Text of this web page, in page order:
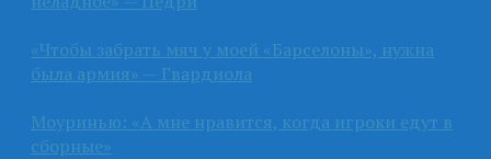
«Чтобы забрать мяч у моей «Барселоны», нужна
была армия» — Гвардиола
Моуринью: «А мне нравится, когда игроки едут в
сборные»